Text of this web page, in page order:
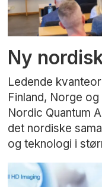
Ny
Ledende
Finland, Norge
Nordic Quantum
det nordiske
og teknologi i